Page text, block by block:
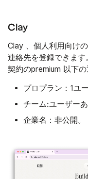
Clay
Clay 、個人利用向け
連絡先を登録できま
契約のpremium 以下の
プロプラン： 1ユ
チーム:ユーザー
企業名： 非公開。